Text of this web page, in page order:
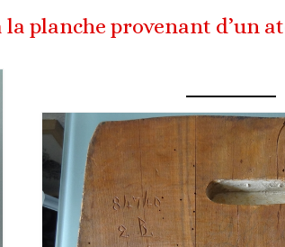
planche provenant d’un